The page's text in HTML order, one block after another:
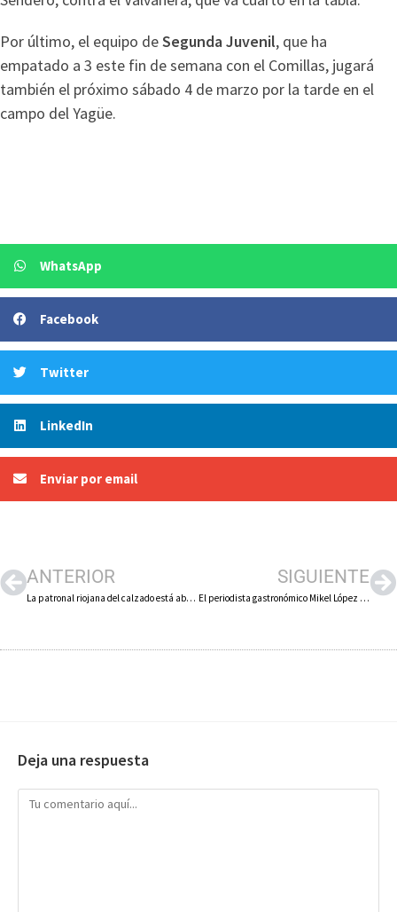
Por último, el equipo deSegunda Juvenil, que ha
empatado a 3 este fin de semana con el Comillas, jugará
también el próximo sábado 4 de marzo por la tarde en el
campo del Yagüe.
WhatsApp
Facebook
Twitter
LinkedIn
Enviar por email
ANTERIOR
La patronal riojana del calzado está abierta a dialogar con los sindicatos sobre el convenio pero recalca que vincula a todas las partes y da estabilidad al sector
SIGUIENTE
El periodista gastronómico Mikel López Iturriaga será el embajador de las «XXVII Jornadas Gastronómicas de la Verdura de Calahorra»
Deja una respuesta